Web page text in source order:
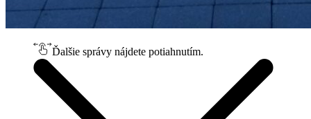
Ďalšie správy nájdete potiahnutím.